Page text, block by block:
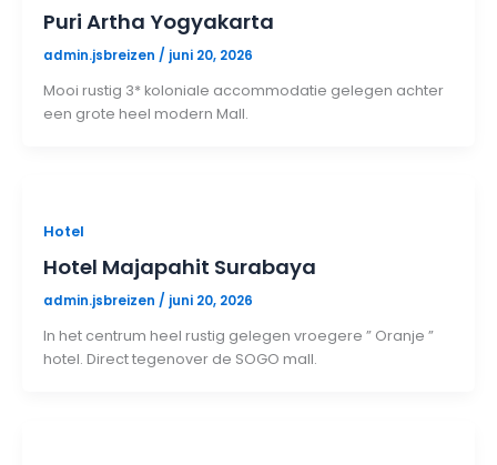
Puri Artha Yogyakarta
admin.jsbreizen / juni 20, 2026
Mooi rustig 3* koloniale accommodatie gelegen achter
een grote heel modern Mall.
Hotel
Hotel Majapahit Surabaya
admin.jsbreizen / juni 20, 2026
In het centrum heel rustig gelegen vroegere ” Oranje ”
hotel. Direct tegenover de SOGO mall.